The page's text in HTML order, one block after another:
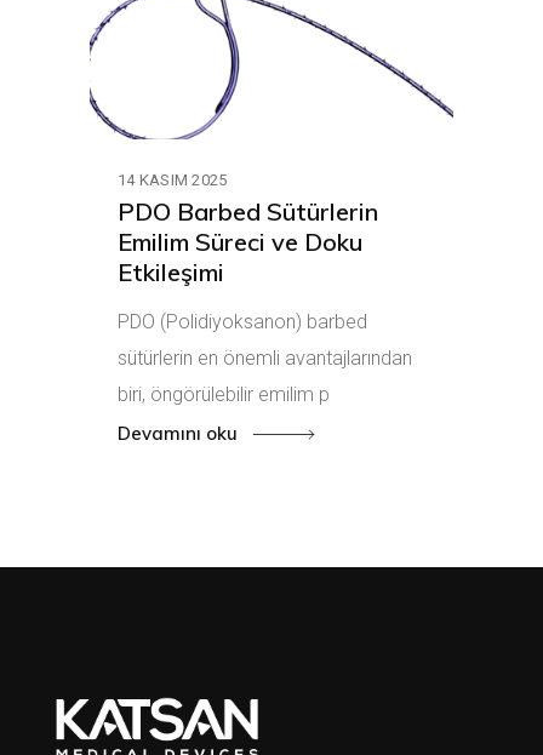
14 KASIM 2025
PDO Barbed Sütürlerin
Emilim Süreci ve Doku
Etkileşimi
PDO (Polidiyoksanon) barbed
sütürlerin en önemli avantajlarından
biri, öngörülebilir emilim p
Devamını oku